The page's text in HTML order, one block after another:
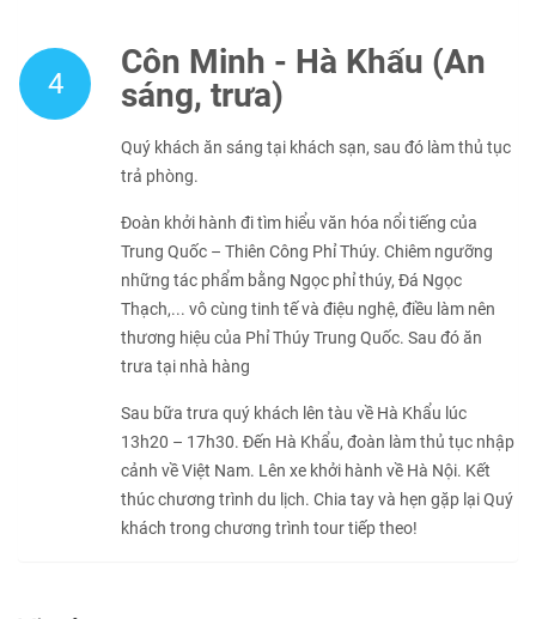
4
Côn Minh - Hà Khẩu (Ăn
sáng, trưa)
Quý khách ăn sáng tại khách sạn, sau đó làm thủ tục
trả phòng.
Đoàn khởi hành đi tìm hiểu văn hóa nổi tiếng của
Trung Quốc – Thiên Công Phỉ Thúy. Chiêm ngưỡng
những tác phẩm bằng Ngọc phỉ thúy, Đá Ngọc
Thạch,... vô cùng tinh tế và điệu nghệ, điều làm nên
thương hiệu của Phỉ Thúy Trung Quốc. Sau đó ăn
trưa tại nhà hàng
Sau bữa trưa quý khách lên tàu về Hà Khẩu lúc
13h20 – 17h30. Đến Hà Khẩu, đoàn làm thủ tục nhập
cảnh về Việt Nam. Lên xe khởi hành về Hà Nội. Kết
thúc chương trình du lịch. Chia tay và hẹn gặp lại Quý
khách trong chương trình tour tiếp theo!